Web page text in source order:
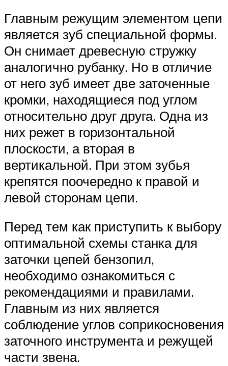
Главным режущим элементом цепи
является зуб специальной формы.
Он снимает древесную стружку
аналогично рубанку. Но в отличие
от него зуб имеет две заточенные
кромки, находящиеся под углом
относительно друг друга. Одна из
них режет в горизонтальной
плоскости, а вторая в
вертикальной. При этом зубья
крепятся поочередно к правой и
левой сторонам цепи.
Перед тем как приступить к выбору
оптимальной схемы станка для
заточки цепей бензопил,
необходимо ознакомиться с
рекомендациями и правилами.
Главным из них является
соблюдение углов соприкосновения
заточного инструмента и режущей
части звена.